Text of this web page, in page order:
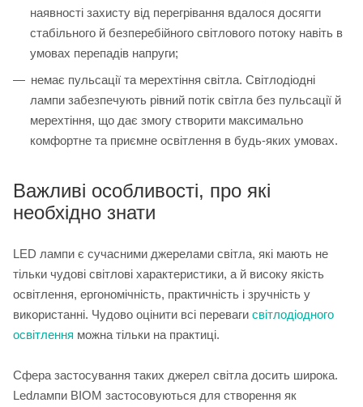
наявності захисту від перегрівання вдалося досягти
стабільного й безперебійного світлового потоку навіть в
умовах перепадів напруги;
немає пульсації та мерехтіння світла. Світлодіодні
лампи забезпечують рівний потік світла без пульсації й
мерехтіння, що дає змогу створити максимально
комфортне та приємне освітлення в будь-яких умовах.
Важливі особливості, про які
необхідно знати
LED лампи є сучасними джерелами світла, які мають не
тільки чудові світлові характеристики, а й високу якість
освітлення, ергономічність, практичність і зручність у
використанні. Чудово оцінити всі переваги світлодіодного
освітлення можна тільки на практиці.
Сфера застосування таких джерел світла досить широка.
Ledлампи BIOM застосовуються для створення як